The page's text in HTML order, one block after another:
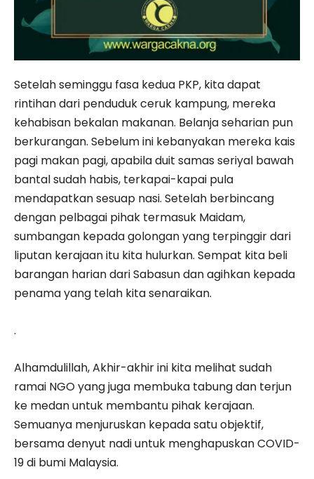
Setelah seminggu fasa kedua PKP, kita dapat
rintihan dari penduduk ceruk kampung, mereka
kehabisan bekalan makanan. Belanja seharian pun
berkurangan. Sebelum ini kebanyakan mereka kais
pagi makan pagi, apabila duit samas seriyal bawah
bantal sudah habis, terkapai-kapai pula
mendapatkan sesuap nasi. Setelah berbincang
dengan pelbagai pihak termasuk Maidam,
sumbangan kepada golongan yang terpinggir dari
liputan kerajaan itu kita hulurkan. Sempat kita beli
barangan harian dari Sabasun dan agihkan kepada
penama yang telah kita senaraikan.
.
Alhamdulillah, Akhir-akhir ini kita melihat sudah
ramai NGO yang juga membuka tabung dan terjun
ke medan untuk membantu pihak kerajaan.
Semuanya menjuruskan kepada satu objektif,
bersama denyut nadi untuk menghapuskan COVID-
19 di bumi Malaysia.